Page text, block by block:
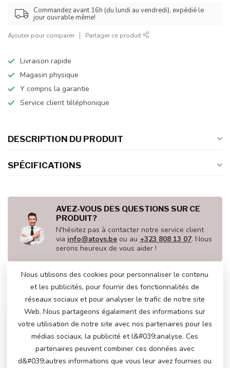
Commandez avant 16h (du lundi au vendredi), expédié le
jour ouvrable même!
Ajouter pour comparer Partager ce produit
Livraison rapide
Magasin physique
Y compris la garantie
Service client téléphonique
DESCRIPTION DU PRODUIT
SPÉCIFICATIONS
AVEZ-VOUS DES QUESTIONS SUR CE
PRODUIT?
N'hésitez pas à contacter notre service client
via info@atoys.be ou au +323 808 13 07. Nous
serons heureux de vous aider !
VU(S) RÉCEMMENT
Nous utilisons des cookies pour personnaliser le contenu
et les publicités, pour fournir des fonctionnalités de
réseaux sociaux et pour analyser le trafic de notre site
Web. Nous partageons également des informations sur
votre utilisation de notre site avec nos partenaires pour les
médias sociaux, la publicité et l&#039;analyse. Ces
partenaires peuvent combiner ces données avec
d&#039;autres informations que vous leur avez fournies ou